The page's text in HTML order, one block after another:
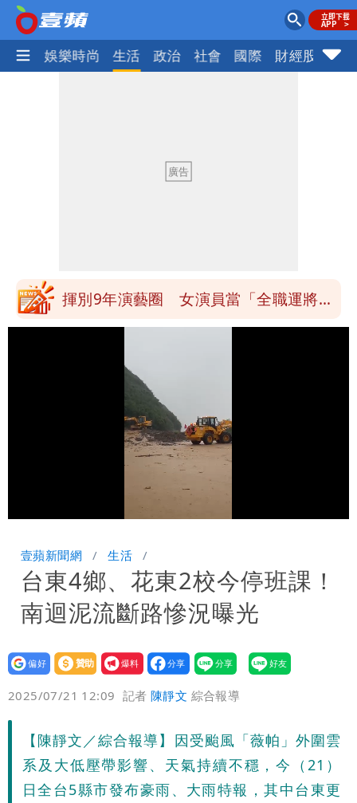
熱門 娛樂時尚 生活 政治 社會 國際 財經股市
回1句笑翻10萬人
白海豚不放假「跟巴威差別在這裡」 蔣
揮別9年演藝圈 女演員當「全職運將」
白海豚發威！內褲掛陽台被吹走 議員神
回1句笑翻10萬人
白海豚不放假「跟巴威差別在這裡」 蔣
萬安：這很清楚標準一致
100.00%
壹蘋新聞網 生活
台東4鄉、花東2校今停班課！
南迴泥流斷路慘況曝光
設為
贊助
我要
爆料
2025/07/21 12:09 記者陳靜文 綜合報導
【陳靜文／綜合報導】因受颱風「薇帕」外圍雲
系及大低壓帶影響、天氣持續不穩，今（21）
日全台5縣市發布豪雨、大雨特報，其中台東更